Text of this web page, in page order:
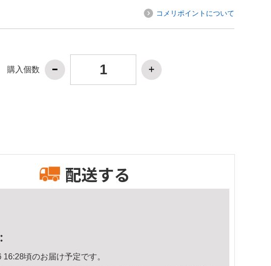
コメリポイントについて
購入個数
配送する
16:28頃のお届け予定です。